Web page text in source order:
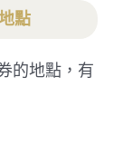
點
的地點，有